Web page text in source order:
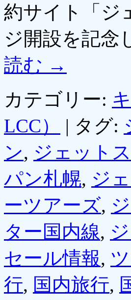
約サイト「ジ
ジ開設を記念
読む →
カテゴリー:
LCC）
| タグ:
ン, ジェット
パン札幌, ジ
ーツアーズ,
ター国内線,
セール情報,
行, 国内旅行,